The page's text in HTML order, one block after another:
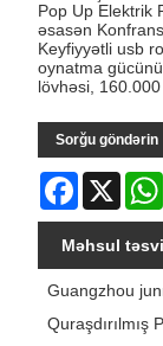
Pop Up Elektrik
əsasən
Keyfiyyətli usb
oynatma
lövhəsi,
Sorğu göndərin
Facebook
X
Məhsul
Guangzhou
Quraşdırılmış